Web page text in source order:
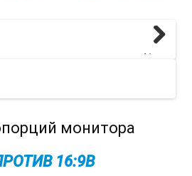
Next
монитора
16:9В